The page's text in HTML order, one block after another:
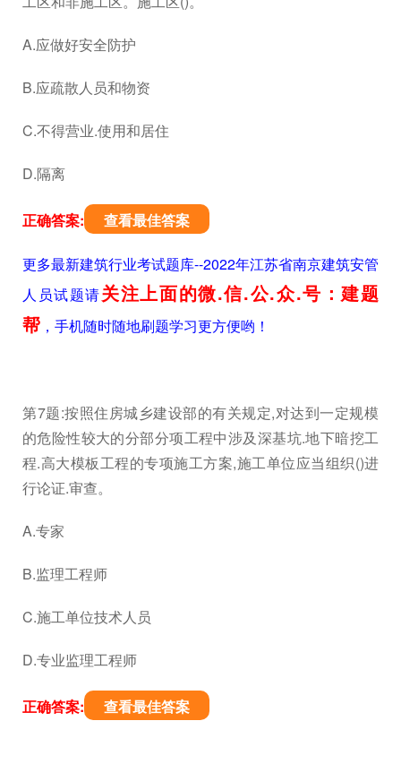
A.应做好安全防护
B.应疏散人员和物资
C.不得营业.使用和居住
D.隔离
正确答案: 查看最佳答案
更多最新建筑行业考试题库--2022年江苏省南京建筑安管
人员试题请关注上面的微.信.公.众.号：建题
帮 ，手机随时随地刷题学习更方便哟！
第7题:按照住房城乡建设部的有关规定,对达到一定规模
的危险性较大的分部分项工程中涉及深基坑.地下暗挖工
程.高大模板工程的专项施工方案,施工单位应当组织()进
行论证.审查。
A.专家
B.监理工程师
C.施工单位技术人员
D.专业监理工程师
正确答案: 查看最佳答案